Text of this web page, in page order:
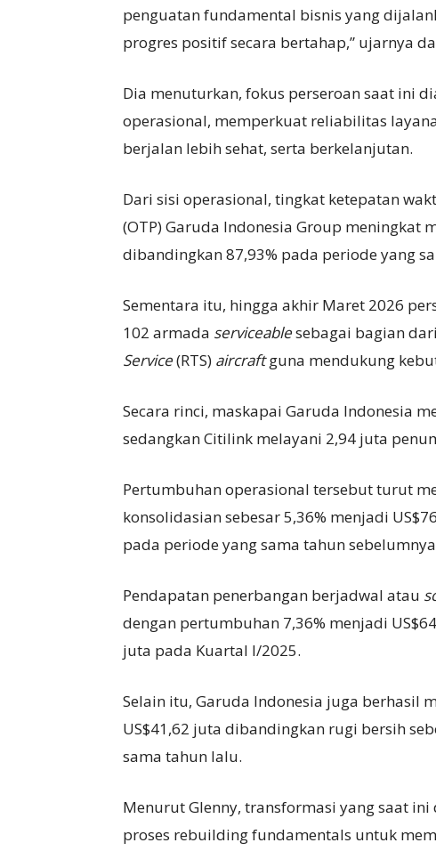
penguatan fundamental bisnis yang
progres positif secara bertahap,” ujarnya
Dia menuturkan, fokus perseroan saat ini
operasional, memperkuat reliabilitas
berjalan lebih sehat, serta berkelanjutan.
Dari sisi operasional, tingkat ketepatan
(OTP) Garuda Indonesia Group meningkat
dibandingkan 87,93% pada periode yang
Sementara itu, hingga akhir Maret 2026
102 armada serviceablesebagai bagian
Service(RTS) aircraftguna mendukung
Secara rinci, maskapai Garuda Indonesia
sedangkan Citilink melayani 2,94 juta
Pertumbuhan operasional tersebut turut
konsolidasian sebesar 5,36% menjadi
pada periode yang sama tahun
Pendapatan penerbangan berjadwal atau
dengan pertumbuhan 7,36% menjadi
juta pada Kuartal I/2025.
Selain itu, Garuda Indonesia juga berhasil
US$41,62 juta dibandingkan rugi bersih
sama tahun lalu.
Menurut Glenny, transformasi yang saat
proses rebuilding fundamentals untuk